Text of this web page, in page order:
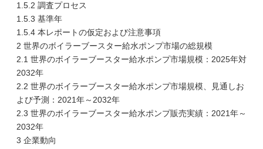
1.5.2 調査プロセス
1.5.3 基準年
1.5.4 本レポートの仮定および注意事項
2 世界のボイラーブースター給水ポンプ市場の総規模
2.1 世界のボイラーブースター給水ポンプ市場規模：2025年対
2032年
2.2 世界のボイラーブースター給水ポンプ市場規模、見通しお
よび予測：2021年～2032年
2.3 世界のボイラーブースター給水ポンプ販売実績：2021年～
2032年
3 企業動向